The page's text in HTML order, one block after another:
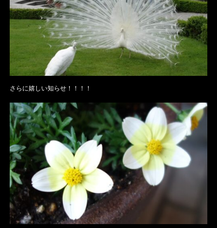
さらに嬉しい知らせ！！！！